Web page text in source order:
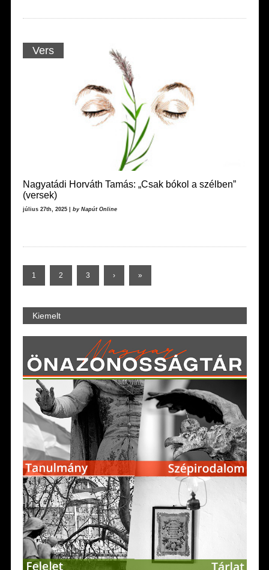
Vers
Nagyatádi Horváth Tamás: „Csak bókol a szélben”
(versek)
július 27th, 2025 | by Napút Online
1 2 3 › »
Kiemelt